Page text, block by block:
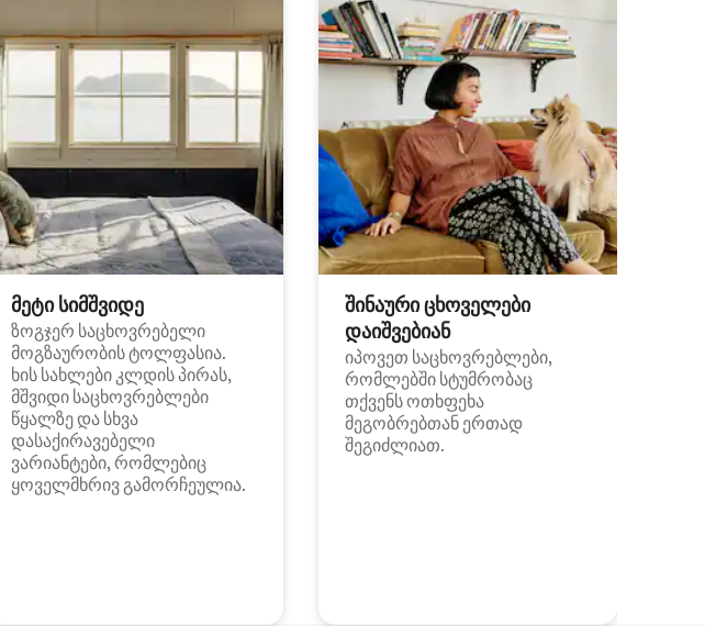
მეტი სიმშვიდე
ზოგჯერ საცხოვრებელი
მოგზაურობის ტოლფასია.
ხის სახლები კლდის პირას,
მშვიდი საცხოვრებლები
წყალზე და სხვა
დასაქირავებელი
ვარიანტები, რომლებიც
ყოველმხრივ გამორჩეულია.
შინაური ცხოველები
დაიშვებიან
იპოვეთ საცხოვრებლები,
რომლებში სტუმრობაც
თქვენს ოთხფეხა
მეგობრებთან ერთად
შეგიძლიათ.